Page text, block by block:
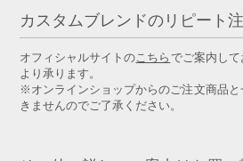
カスタムブレンドのリピート
オフィシャルサイトの こちら でご案内して
より承ります。
※オンラインショップからのご注文商品
きませんのでご了承ください。